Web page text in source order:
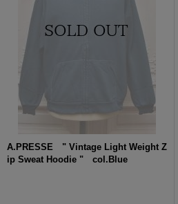
A.PRESSE " Vintage Light Weight Z
ip Sweat Hoodie " col.Blue